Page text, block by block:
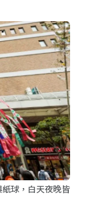
球，白天夜晚皆